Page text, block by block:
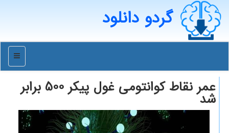
گردو دانلود
منو
عمر نقاط کوانتومی غول پیکر 500 برابر
شد